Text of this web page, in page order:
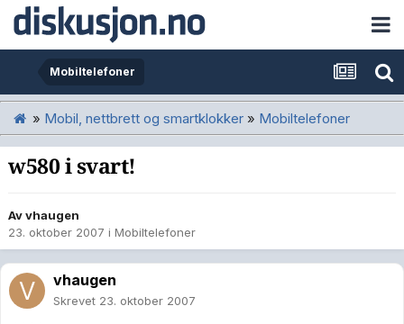
Mobiltelefoner
» Mobil, nettbrett og smartklokker » Mobiltelefoner
w580 i svart!
Avvhaugen
23. oktober 2007 i Mobiltelefoner
vhaugen
Skrevet 23. oktober 2007